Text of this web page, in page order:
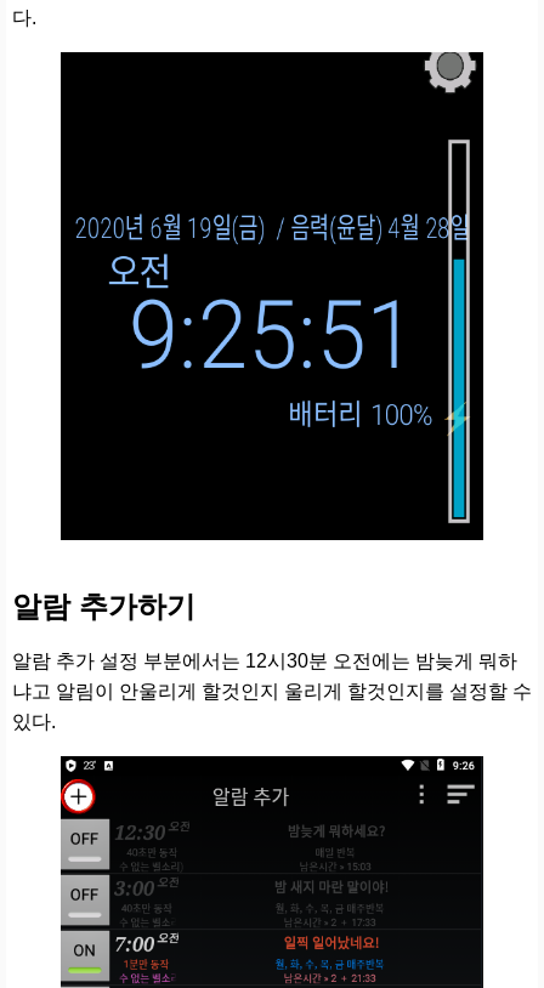
다.
알람 추가하기
알람 추가 설정 부분에서는 12시30분 오전에는 밤늦게 뭐하
냐고 알림이 안울리게 할것인지 울리게 할것인지를 설정할 수
있다.